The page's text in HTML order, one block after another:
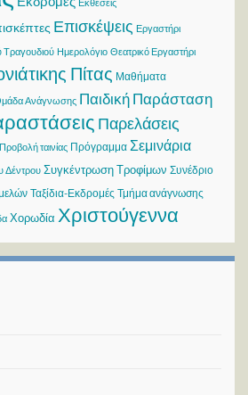
Επισκέψεις Εργαστήρι
Ημερολόγιο Θεατρικό Εργαστήρι
Πίτας Μαθήματα
Ανάγνωσης Παιδική Παράσταση
Παρελάσεις
Προβολή ταινίας Πρόγραμμα Σεμινάρια
Δέντρου Συγκέντρωση Τροφίμων Συνέδριο
Ταξίδια-Εκδρομές Τμήμα ανάγνωσης
Χορωδία Χριστούγεννα